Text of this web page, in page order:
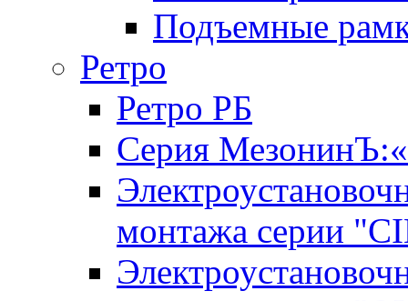
Подъемные
Ретро
Ретро РБ
Серия
монтажа серии